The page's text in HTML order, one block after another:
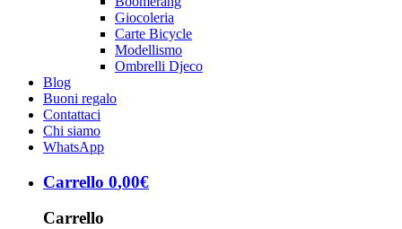
Giocoleria
Carte Bicycle
Modellismo
Ombrelli Djeco
Blog
Buoni regalo
Contattaci
Chi siamo
WhatsApp
Carrello 0,00€
Carrello